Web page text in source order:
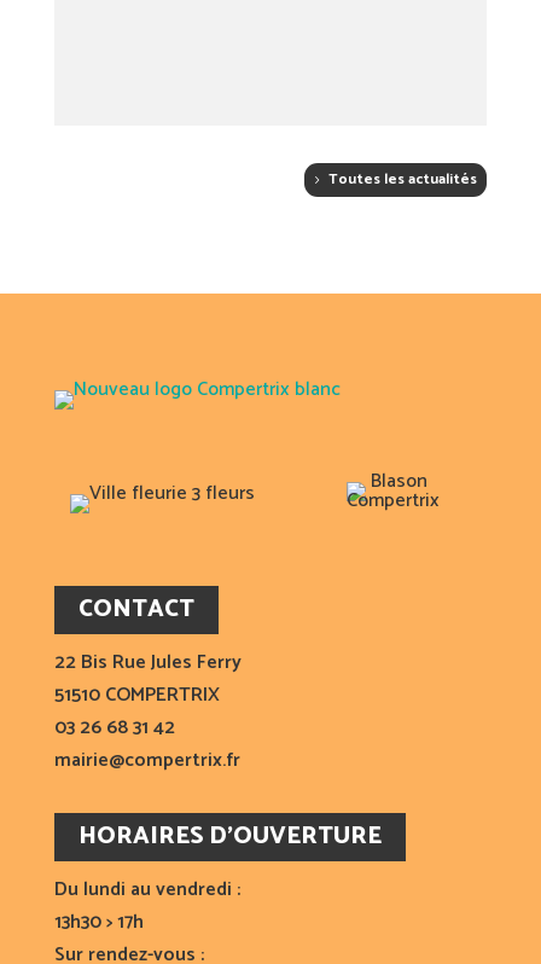
Toutes les actualités
CONTACT
22 Bis Rue Jules Ferry
51510 COMPERTRIX
03 26 68 31 42
mairie@compertrix.fr
HORAIRES D’OUVERTURE
Du lundi au vendredi :
13h30 > 17h
Sur rendez-vous :